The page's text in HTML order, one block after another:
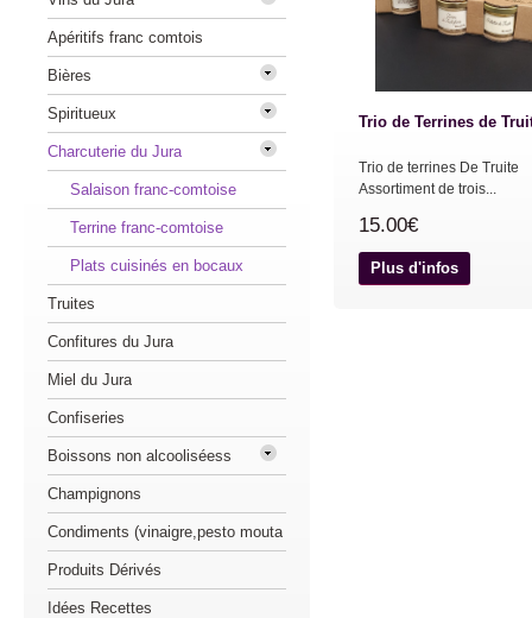
Trio de Terrines de
Trio de terrines De Truite
Assortiment de trois...
15.00€
Plus d'infos
Apéritifs franc comtois
Bières
Spiritueux
Charcuterie du Jura
Salaison franc-comtoise
Terrine franc-comtoise
Plats cuisinés en bocaux
Truites
Confitures du Jura
Miel du Jura
Confiseries
Boissons non alcooliséess
Champignons
Condiments (vinaigre,pesto mouta
Produits Dérivés
Idées Recettes